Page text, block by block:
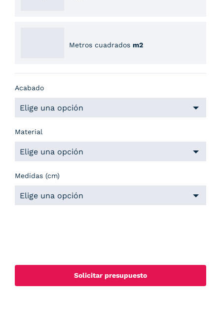
Metros cuadrados m2
Acabado
Material
Medidas (cm)
Solicitar presupuesto